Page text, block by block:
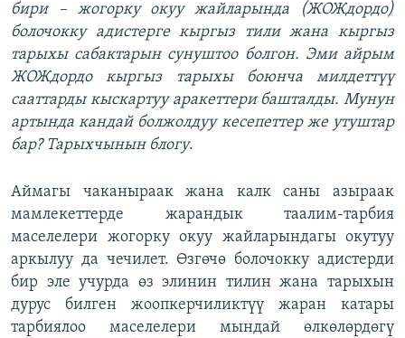
бири – жогорку окуу жайларында (ЖОЖдордо)
болочокку адистерге кыргыз тили жана кыргыз
тарыхы сабактарын сунуштоо болгон. Эми айрым
ЖОЖдордо кыргыз тарыхы боюнча милдеттүү
сааттарды кыскартуу аракеттери башталды. Мунун
артында кандай болжолдуу кесепеттер же утуштар
бар? Тарыхчынын блогу.
Аймагы чаканыраак жана калк саны азыраак
мамлекеттерде жарандык таалим-тарбия
маселелери жогорку окуу жайларындагы окутуу
аркылуу да чечилет. Өзгөчө болочокку адистерди
бир эле учурда өз элинин тилин жана тарыхын
дурус билген жоопкерчиликтүү жаран катары
тарбиялоо маселелери мындай өлкөлөрдөгү